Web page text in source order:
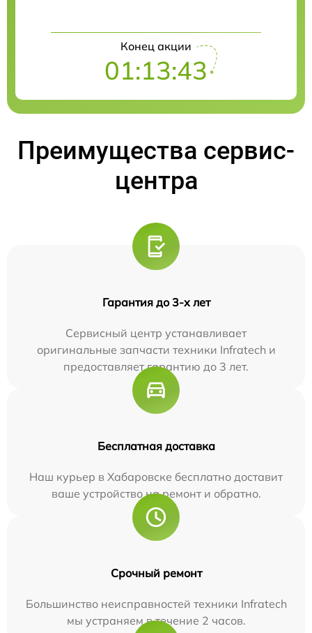
Конец акции
01:13:42
Преимущества сервис-
центра
Гарантия до 3-х лет
Сервисный центр устанавливает
оригинальные запчасти техники Infratech и
предоставляет гарантию до 3 лет.
Бесплатная доставка
Наш курьер в Хабаровске бесплатно доставит
ваше устройство на ремонт и обратно.
Срочный ремонт
Большинство неисправностей техники Infratech
мы устраняем в течение 2 часов.